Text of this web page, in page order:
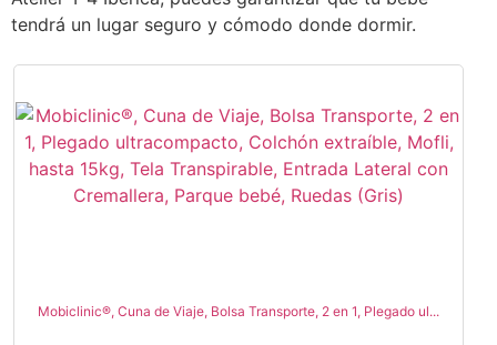
tendrá un lugar seguro y cómodo donde dormir.
Mobiclinic®, Cuna de Viaje, Bolsa Transporte, 2 en 1, Plegado ul...